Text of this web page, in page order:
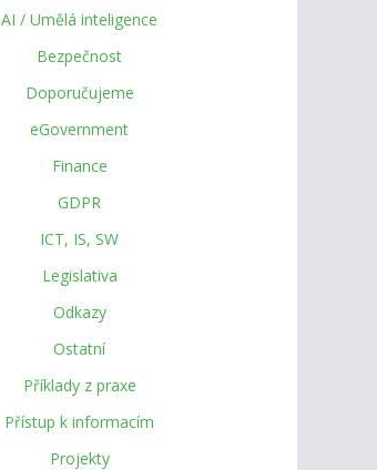
AI / Umělá inteligence
Bezpečnost
Doporučujeme
eGovernment
Finance
GDPR
ICT, IS, SW
Legislativa
Odkazy
Ostatní
Příklady z praxe
Přístup k informacím
Projekty